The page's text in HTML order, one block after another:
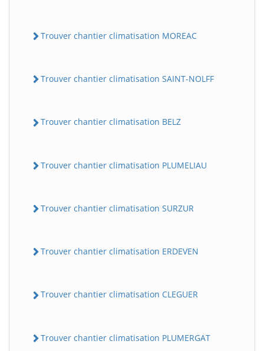
Trouver chantier climatisation MOREAC
Trouver chantier climatisation SAINT-NOLFF
Trouver chantier climatisation BELZ
Trouver chantier climatisation PLUMELIAU
Trouver chantier climatisation SURZUR
Trouver chantier climatisation ERDEVEN
Trouver chantier climatisation CLEGUER
Trouver chantier climatisation PLUMERGAT